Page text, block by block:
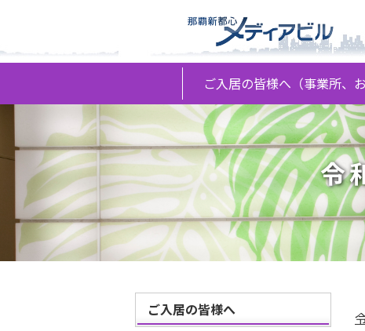
ご入居の皆様へ （事業所、
令
ご入居の皆様へ